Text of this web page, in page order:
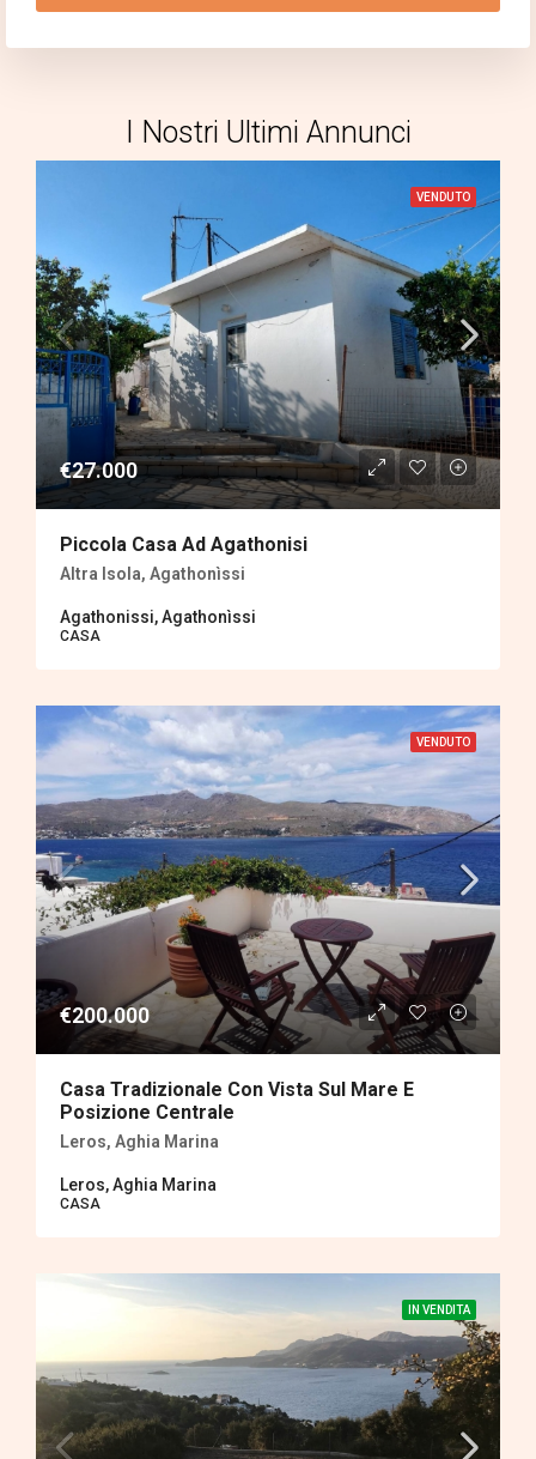
I Nostri Ultimi Annunci
VENDUTO
€27.000
Piccola Casa Ad Agathonisi
Altra Isola, Agathonìssi
Agathonissi, Agathonìssi
CASA
VENDUTO
€200.000
Casa Tradizionale Con Vista Sul Mare E
Posizione Centrale
Leros, Aghia Marina
Leros, Aghia Marina
CASA
IN VENDITA